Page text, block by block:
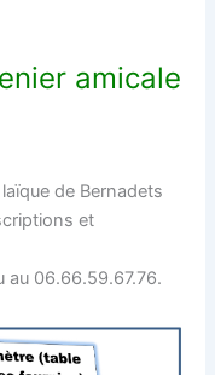
amicale
de Bernadets
et
au 06.66.59.67.76.